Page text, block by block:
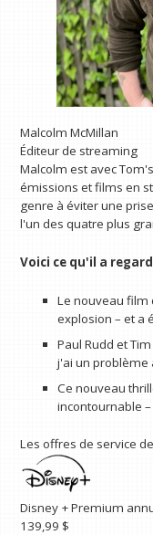
Malcolm McMillan
Éditeur de streaming
Malcolm est avec
émissions et films en
genre à éviter une
l'un des quatre plus
Voici ce qu'il a
Le nouveau film
explosion – et a
Paul Rudd et
j'ai un problème
Ce nouveau
incontournable
Les offres de service
Disney + Premium
139,99 $